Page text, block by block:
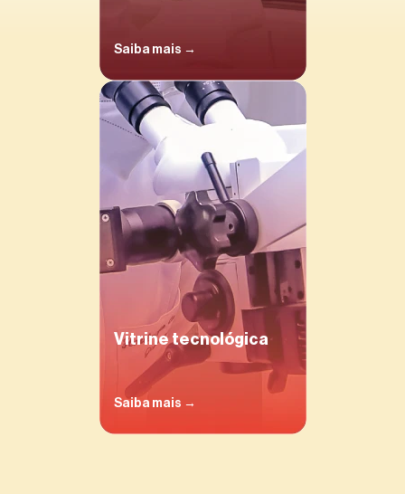
Saiba mais →
Vitrine tecnológica
Saiba mais →